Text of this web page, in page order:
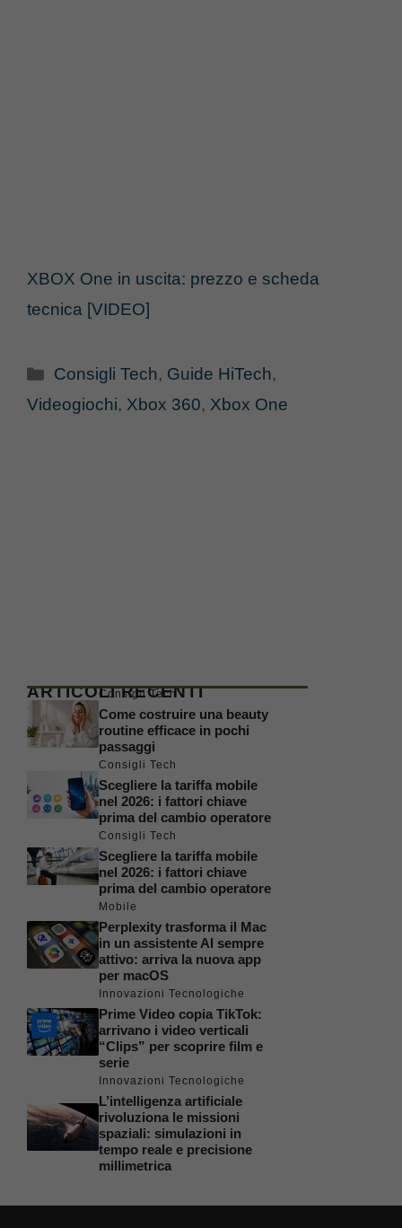
XBOX One in uscita: prezzo e scheda
tecnica [VIDEO]
Categorie
Consigli Tech, Guide HiTech,
Videogiochi, Xbox 360, Xbox One
ARTICOLI RECENTI
Consigli Tech
Come costruire una beauty
routine efficace in pochi
passaggi
Consigli Tech
Scegliere la tariffa mobile
nel 2026: i fattori chiave
prima del cambio operatore
Consigli Tech
Scegliere la tariffa mobile
nel 2026: i fattori chiave
prima del cambio operatore
Mobile
Perplexity trasforma il Mac
in un assistente AI sempre
attivo: arriva la nuova app
per macOS
Innovazioni Tecnologiche
Prime Video copia TikTok:
arrivano i video verticali
“Clips” per scoprire film e
serie
Innovazioni Tecnologiche
L’intelligenza artificiale
rivoluziona le missioni
spaziali: simulazioni in
tempo reale e precisione
millimetrica